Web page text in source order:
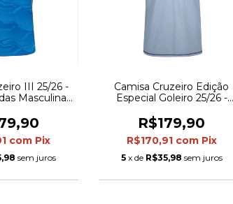
III 25/26 -
Masculina -
com Pix
sem juros
Camisa Cruzeiro Edição
Especial Goleiro 25/26 -
Azul
R$179,90
R$170,91 com Pix
5 x de R$35,98 sem juros